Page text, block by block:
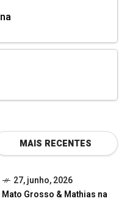
MAIS RECENTES
27, junho, 2026
Grosso & Mathias na